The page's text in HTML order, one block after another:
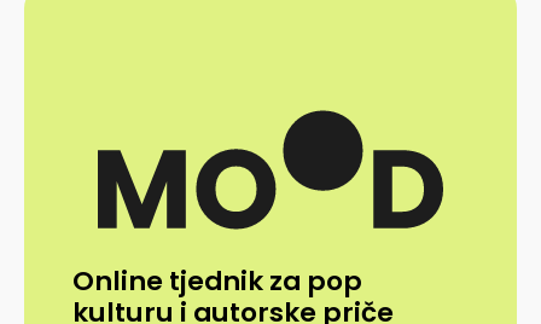
Online tjednik za pop
kulturu i autorske priče